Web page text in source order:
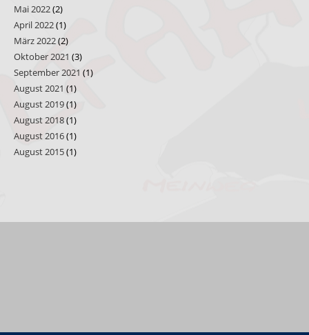
Mai 2022(2)
April 2022(1)
März 2022(2)
Oktober 2021 (3)
September 2021 (1)
August 2021 (1)
August 2019(1)
August 2018(1)
August 2016(1)
August 2015(1)